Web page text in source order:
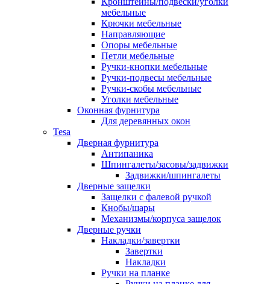
мебельные
Крючки мебельные
Направляющие
Опоры мебельные
Петли мебельные
Ручки-кнопки мебельные
Ручки-подвесы мебельные
Ручки-скобы мебельные
Уголки мебельные
Оконная фурнитура
Для деревянных окон
Tesa
Дверная фурнитура
Антипаника
Шпингалеты/засовы/задвижки
Задвижки/шпингалеты
Дверные защелки
Защелки с фалевой ручкой
Кнобы/шары
Механизмы/корпуса защелок
Дверные ручки
Накладки/завертки
Завертки
Накладки
Ручки на планке